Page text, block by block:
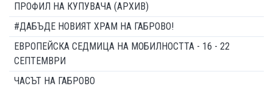
ПРОФИЛ НА КУПУВАЧА (АРХИВ)
#ДАБЪДЕ НОВИЯТ ХРАМ НА ГАБРОВО!
ЕВРОПЕЙСКА СЕДМИЦА НА МОБИЛНОСТТА - 16 - 22
СЕПТЕМВРИ
ЧАСЪТ НА ГАБРОВО